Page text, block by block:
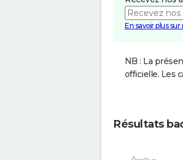
En savoir plus
NB : La
officielle. Les
Résultats